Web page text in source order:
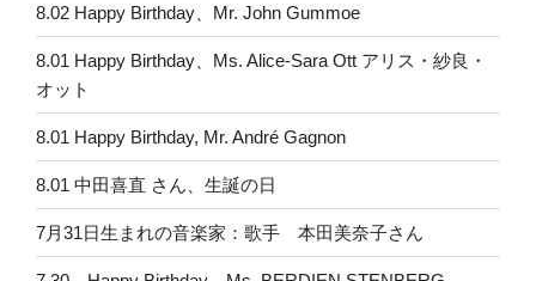
8.02 Happy Birthday、Mr. John Gummoe
8.01 Happy Birthday、Ms. Alice-Sara Ott アリス・紗良・
オット
8.01 Happy Birthday, Mr. André Gagnon
8.01 中田喜直 さん、生誕の日
7月31日生まれの音楽家：歌手 本田美奈子さん